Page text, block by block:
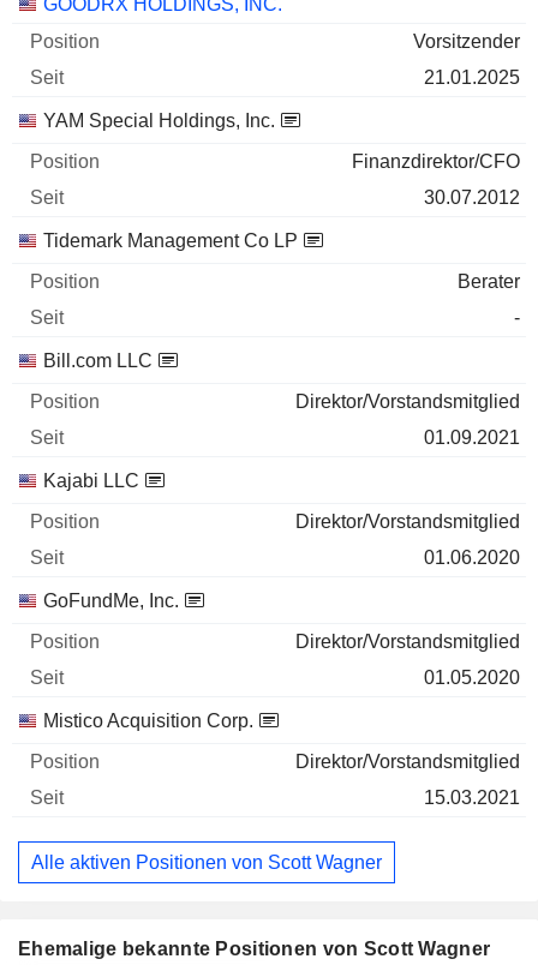
GOODRX HOLDINGS, INC.
Vorsitzender
21.01.2025
YAM Special Holdings, Inc.
Finanzdirektor/CFO
30.07.2012
Tidemark Management Co LP
Berater
-
Bill.com LLC
Direktor/Vorstandsmitglied
01.09.2021
Kajabi LLC
Direktor/Vorstandsmitglied
01.06.2020
GoFundMe, Inc.
Direktor/Vorstandsmitglied
01.05.2020
Mistico Acquisition Corp.
Direktor/Vorstandsmitglied
15.03.2021
Alle aktiven Positionen von Scott Wagner
Ehemalige bekannte Positionen von Scott Wagner